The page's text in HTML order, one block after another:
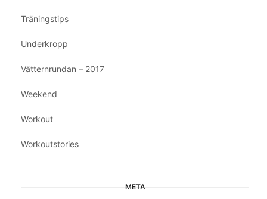
Träningstips
Underkropp
Vätternrundan – 2017
Weekend
Workout
Workoutstories
META